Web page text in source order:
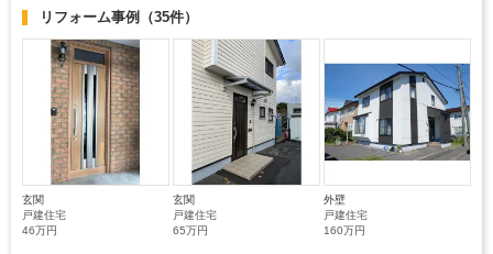
リフォーム事例 （35件）
玄関
戸建住宅
46万円
玄関
戸建住宅
65万円
外壁
戸建住宅
160万円